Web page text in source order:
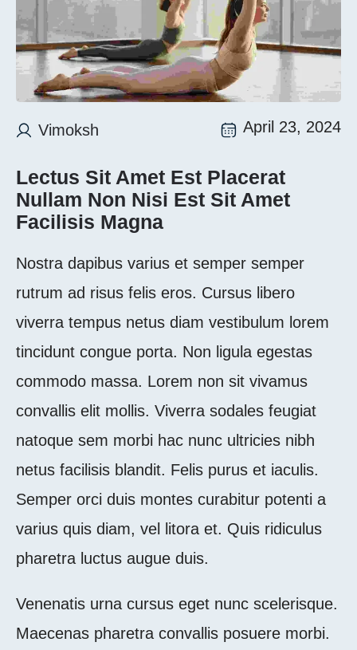
Vimoksh April 23, 2024
Lectus Sit Amet Est Placerat
Nullam Non Nisi Est Sit Amet
Facilisis Magna
Nostra dapibus varius et semper semper
rutrum ad risus felis eros. Cursus libero
viverra tempus netus diam vestibulum lorem
tincidunt congue porta. Non ligula egestas
commodo massa. Lorem non sit vivamus
convallis elit mollis. Viverra sodales feugiat
natoque sem morbi hac nunc ultricies nibh
netus facilisis blandit. Felis purus et iaculis.
Semper orci duis montes curabitur potenti a
varius quis diam, vel litora et. Quis ridiculus
pharetra luctus augue duis.
Venenatis urna cursus eget nunc scelerisque.
Maecenas pharetra convallis posuere morbi.